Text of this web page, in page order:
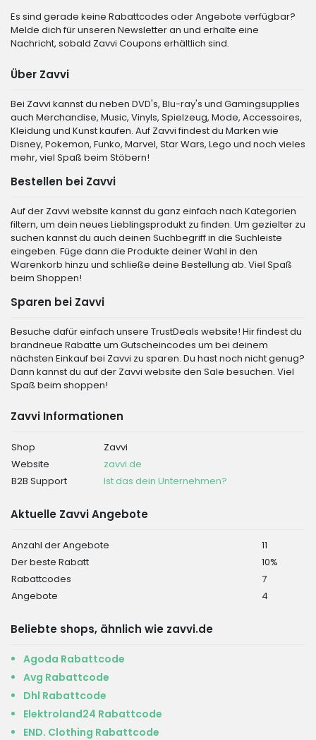
Es sind gerade keine Rabattcodes oder Angebote verfügbar?
Melde dich für unseren Newsletter an und erhalte eine
Nachricht, sobald Zavvi Coupons erhältlich sind.
Über Zavvi
Bei Zavvi kannst du neben DVD's, Blu-ray's und Gamingsupplies
auch Merchandise, Music, Vinyls, Spielzeug, Mode, Accessoires,
Kleidung und Kunst kaufen. Auf Zavvi findest du Marken wie
Disney, Pokemon, Funko, Marvel, Star Wars, Lego und noch vieles
mehr, viel Spaß beim Stöbern!
Bestellen bei Zavvi
Auf der Zavvi website kannst du ganz einfach nach Kategorien
filtern, um dein neues Lieblingsprodukt zu finden. Um gezielter zu
suchen kannst du auch deinen Suchbegriff in die Suchleiste
eingeben. Füge dann die Produkte deiner Wahl in den
Warenkorb hinzu und schließe deine Bestellung ab. Viel Spaß
beim Shoppen!
Sparen bei Zavvi
Besuche dafür einfach unsere TrustDeals website! Hir findest du
brandneue Rabatte um Gutscheincodes um bei deinem
nächsten Einkauf bei Zavvi zu sparen. Du hast noch nicht genug?
Dann kannst du auf der Zavvi website den Sale besuchen. Viel
Spaß beim shoppen!
Zavvi Informationen
Shop
Zavvi
Website
zavvi.de
B2B Support
Ist das dein Unternehmen?
Aktuelle Zavvi Angebote
Anzahl der Angebote
11
Der beste Rabatt
10%
Rabattcodes
7
Angebote
4
Beliebte shops, ähnlich wie zavvi.de
Agoda Rabattcode
Avg Rabattcode
Dhl Rabattcode
Elektroland24 Rabattcode
END. Clothing Rabattcode